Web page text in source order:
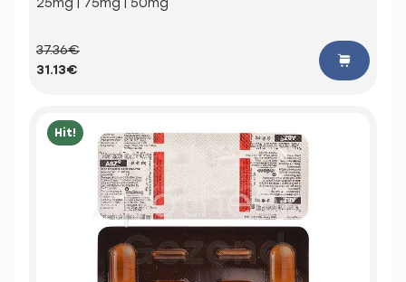
37.36€
31.13€
Hit!